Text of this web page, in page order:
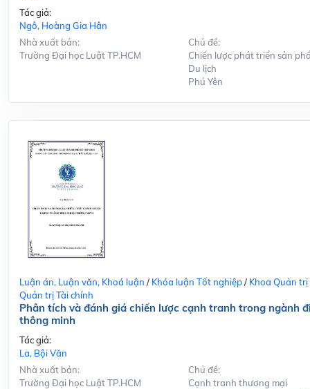
Tác giả:
Ngô, Hoàng Gia Hân
Nhà xuất bản:
Trường Đại học Luật TP.HCM
Chủ đề:
Chiến lược phát triển sản
Du lịch
Phú Yên
Luận án, Luận văn, Khoá luận / Khóa luận Tốt nghiệp/ Khoa Quản trị
Quản trị Tài chính
Phân tích và đánh giá chiến lược cạnh tranh trong ngành
thông minh
Tác giả:
La, Bội Văn
Nhà xuất bản:
Trường Đại học Luật TP.HCM
Chủ đề:
Cạnh tranh thương mại